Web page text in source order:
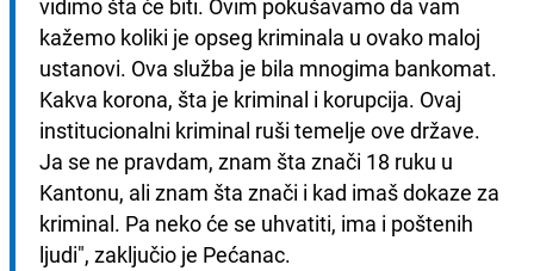
vidimo šta će biti. Ovim pokušavamo da vam
kažemo koliki je opseg kriminala u ovako maloj
ustanovi. Ova služba je bila mnogima bankomat.
Kakva korona, šta je kriminal i korupcija. Ovaj
institucionalni kriminal ruši temelje ove države.
Ja se ne pravdam, znam šta znači 18 ruku u
Kantonu, ali znam šta znači i kad imaš dokaze za
kriminal. Pa neko će se uhvatiti, ima i poštenih
ljudi", zaključio je Pećanac.